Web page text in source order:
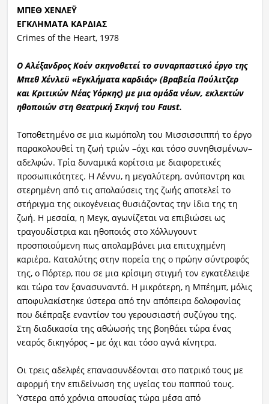
ΜΠΕΘ ΧΕΝΛΕΫ
ΕΓΚΛΗΜΑΤΑ ΚΑΡΔΙΑΣ
Crimes of the Heart, 1978
Ο Αλέξανδρος Κοέν σκηνοθετεί το συναρπαστικό έργο της
Μπεθ Χένλεϋ «Εγκλήματα καρδιάς» (Βραβεία Πούλιτζερ
και Κριτικών Νέας Υόρκης) με μια ομάδα νέων, εκλεκτών
ηθοποιών στη Θεατρική Σκηνή του Faust.
Τοποθετημένο σε μια κωμόπολη του Μισσισσιππή το έργο
παρακολουθεί τη ζωή τριών –όχι και τόσο συνηθισμένων–
αδελφών. Τρία δυναμικά κορίτσια με διαφορετικές
προσωπικότητες. Η Λέννυ, η μεγαλύτερη, ανύπαντρη και
στερημένη από τις απολαύσεις της ζωής αποτελεί το
στήριγμα της οικογένειας θυσιάζοντας την ίδια της τη
ζωή. Η μεσαία, η Μεγκ, αγωνίζεται να επιβιώσει ως
τραγουδίστρια και ηθοποιός στο Χόλλυγουντ
προσποιούμενη πως απολαμβάνει μια επιτυχημένη
καριέρα. Καταλύτης στην πορεία της ο πρώην σύντροφός
της, ο Πόρτερ, που σε μια κρίσιμη στιγμή τον εγκατέλειψε
και τώρα τον ξανασυναντά. Η μικρότερη, η Μπέημπ, μόλις
αποφυλακίστηκε ύστερα από την απόπειρα δολοφονίας
που διέπραξε εναντίον του γερουσιαστή συζύγου της.
Στη διαδικασία της αθώωσής της βοηθάει τώρα ένας
νεαρός δικηγόρος – με όχι και τόσο αγνά κίνητρα.
Οι τρεις αδελφές επανασυνδέονται στο πατρικό τους με
αφορμή την επιδείνωση της υγείας του παππού τους.
Ύστερα από χρόνια απουσίας τώρα μέσα από